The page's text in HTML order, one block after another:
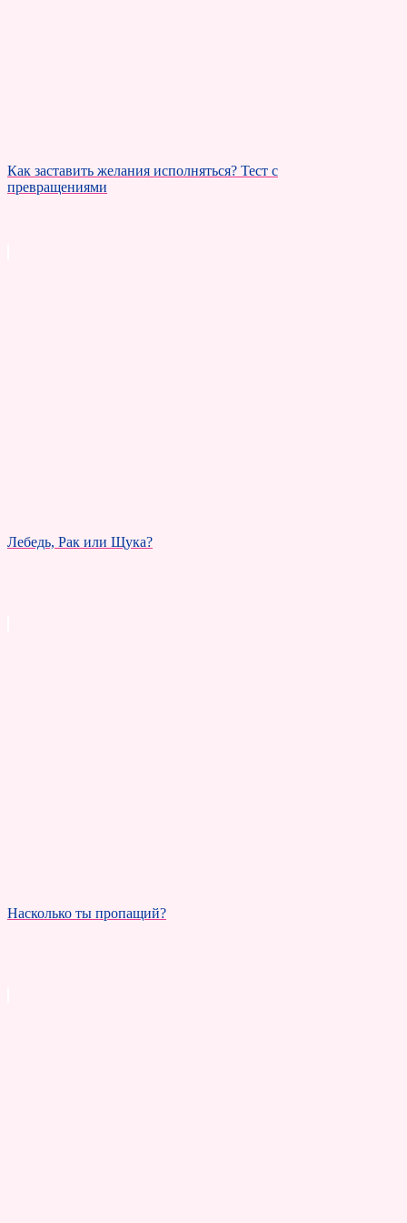
Как заставить желания исполняться? Тест с
превращениями
Лебедь, Рак или Щука?
Насколько ты пропащий?